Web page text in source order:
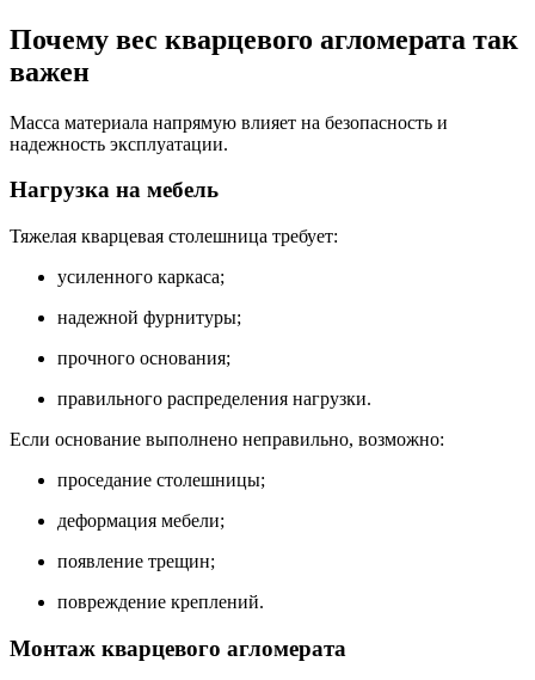
Почему вес кварцевого агломерата так
важен
Масса материала напрямую влияет на безопасность и
надежность эксплуатации.
Нагрузка на мебель
Тяжелая кварцевая столешница требует:
усиленного каркаса;
надежной фурнитуры;
прочного основания;
правильного распределения нагрузки.
Если основание выполнено неправильно, возможно:
проседание столешницы;
деформация мебели;
появление трещин;
повреждение креплений.
Монтаж кварцевого агломерата